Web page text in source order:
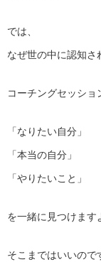
では、
なぜ世の中に認知さ
コーチングセッシ
「なりたい自分」
「本当の自分」
「やりたいこと」
を一緒に見つけます
そこまではいいので